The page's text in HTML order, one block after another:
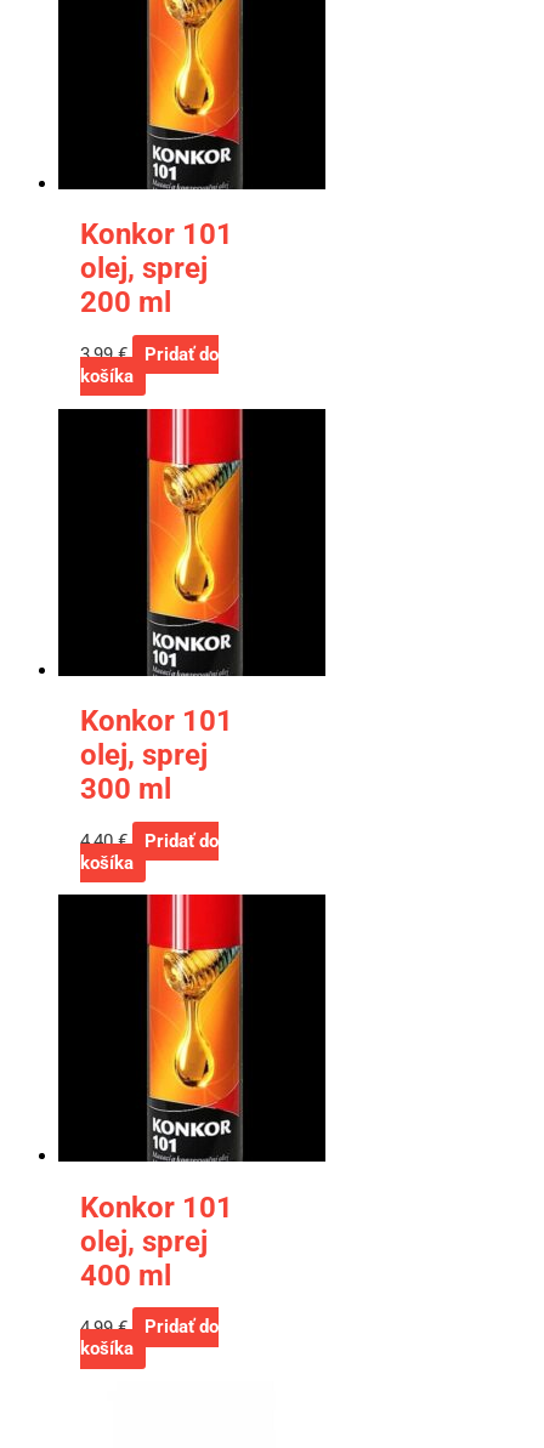
Konkor 101
olej, sprej
200 ml
3,99€
Pridať do
košíka
Konkor 101
olej, sprej
300 ml
4,40€
Pridať do
košíka
Konkor 101
olej, sprej
400 ml
4,99€
Pridať do
košíka